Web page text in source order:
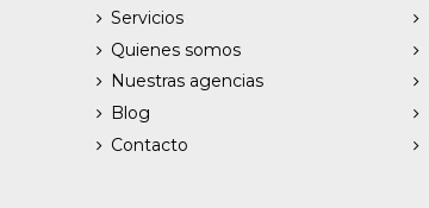
Servicios
Quienes somos
Nuestras agencias
Blog
Contacto